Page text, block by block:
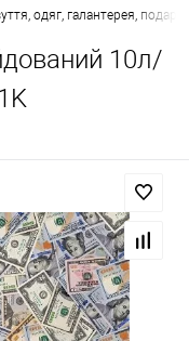
одяг, галантерея,
10л/